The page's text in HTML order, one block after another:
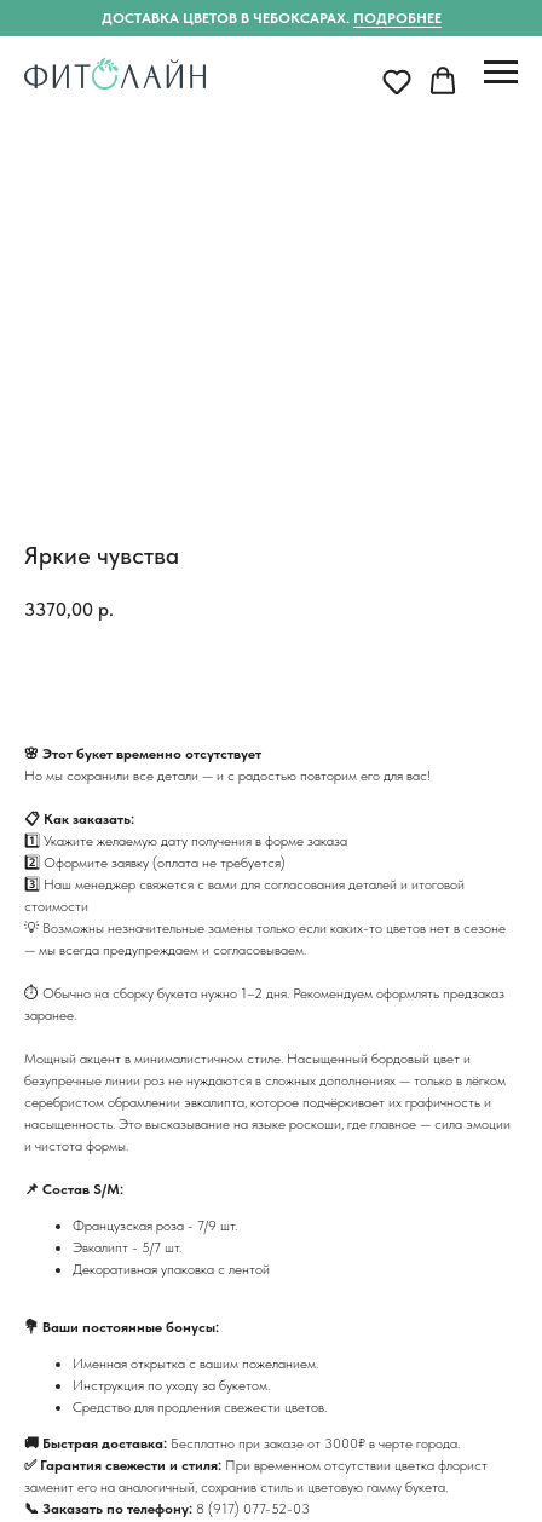
ДОСТАВКА ЦВЕТОВ В ЧЕБОКСАРАХ. ПОДРОБНЕЕ
Яркие чувства
3370,00 р.
🌸 Этот букет временно отсутствует
Но мы сохранили все детали — и с радостью повторим его для вас!
📋 Как заказать:
1️⃣ Укажите желаемую дату получения в форме заказа
2️⃣ Оформите заявку (оплата не требуется)
3️⃣ Наш менеджер свяжется с вами для согласования деталей и итоговой
стоимости
💡 Возможны незначительные замены только если каких-то цветов нет в сезоне
— мы всегда предупреждаем и согласовываем.
⏱️ Обычно на сборку букета нужно 1–2 дня. Рекомендуем оформлять предзаказ
заранее.
Мощный акцент в минималистичном стиле. Насыщенный бордовый цвет и
безупречные линии роз не нуждаются в сложных дополнениях — только в лёгком
серебристом обрамлении эвкалипта, которое подчёркивает их графичность и
насыщенность. Это высказывание на языке роскоши, где главное — сила эмоции
и чистота формы.
📌 Состав S/M:
Французская роза - 7/9 шт.
Эвкалипт - 5/7 шт.
Декоративная упаковка с лентой
💐 Ваши постоянные бонусы:
Именная открытка с вашим пожеланием.
Инструкция по уходу за букетом.
Средство для продления свежести цветов.
🚚 Быстрая доставка: Бесплатно при заказе от 3000₽ в черте города.
✅ Гарантия свежести и стиля: При временном отсутствии цветка флорист
заменит его на аналогичный, сохранив стиль и цветовую гамму букета.
📞 Заказать по телефону: 8 (917) 077-52-03